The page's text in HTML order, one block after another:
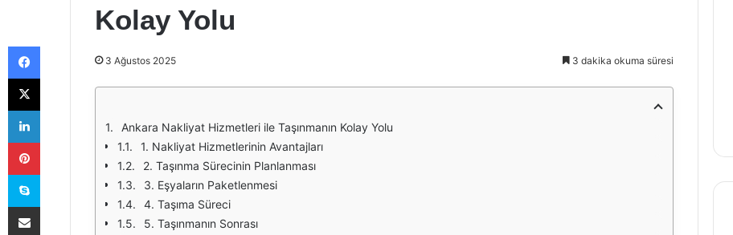
Kolay Yolu
3 Ağustos 2025 3 dakika okuma süresi
Ankara Nakliyat Hizmetleri ile Taşınmanın Kolay Yolu
1. Nakliyat Hizmetlerinin Avantajları
2. Taşınma Sürecinin Planlanması
3. Eşyaların Paketlenmesi
4. Taşıma Süreci
5. Taşınmanın Sonrası
Facebook
X
LinkedIn
Pinterest
Skype
E-Posta ile paylaş